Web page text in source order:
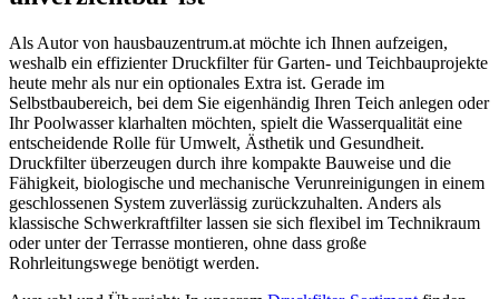
Als Autor von hausbauzentrum.at möchte ich Ihnen aufzeigen,
weshalb ein effizienter Druckfilter für Garten- und Teichbauprojekte
heute mehr als nur ein optionales Extra ist. Gerade im
Selbstbaubereich, bei dem Sie eigenhändig Ihren Teich anlegen oder
Ihr Poolwasser klarhalten möchten, spielt die Wasserqualität eine
entscheidende Rolle für Umwelt, Ästhetik und Gesundheit.
Druckfilter überzeugen durch ihre kompakte Bauweise und die
Fähigkeit, biologische und mechanische Verunreinigungen in einem
geschlossenen System zuverlässig zurückzuhalten. Anders als
klassische Schwerkraftfilter lassen sie sich flexibel im Technikraum
oder unter der Terrasse montieren, ohne dass große
Rohrleitungswege benötigt werden.